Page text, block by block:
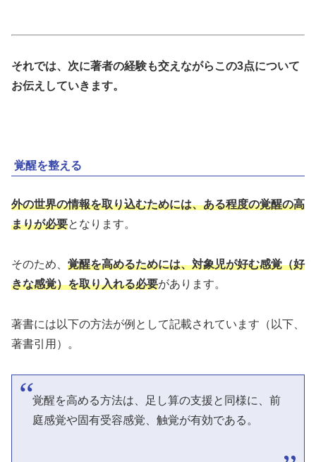
それでは、次に著者の経験も交えながらこの3点について
お伝えしていきます。
覚醒を整える
外の世界の情報を取り込むためには、ある程度の覚醒の高
まりが必要となります。
そのため、 覚醒を高めるためには、対象児が好む感覚（好
きな感覚）を取り入れる必要があります。
著書には以下の方法が例として記載されています（以下、
著書引用）。
覚醒を高める方法は、足し算の支援と同様に、前
庭感覚や固有受容感覚、触覚が有効である。